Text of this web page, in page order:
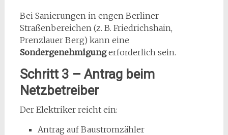
Bei Sanierungen in engen Berliner
Straßenbereichen (z. B. Friedrichshain,
Prenzlauer Berg) kann eine
Sondergenehmigungerforderlich sein.
Schritt 3 – Antrag beim
Netzbetreiber
Der Elektriker reicht ein:
Antrag auf Baustromzähler